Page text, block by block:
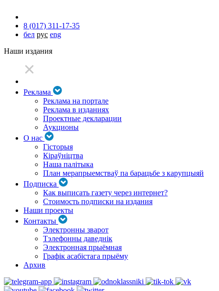
8 (017) 311-17-35
бел рус eng
Наши издания
Реклама
Реклама на портале
Реклама в изданиях
Проектные декларации
Аукционы
О нас
Гісторыя
Кіраўніцтва
Наша палітыка
План мерапрыемстваў па барацьбе з карупцыяй
Подписка
Как выписать газету через интернет?
Стоимость подписки на издания
Наши проекты
Контакты
Электронны зварот
Тэлефонны даведнік
Электронная прыёмная
Графік асабістага прыёму
Архив